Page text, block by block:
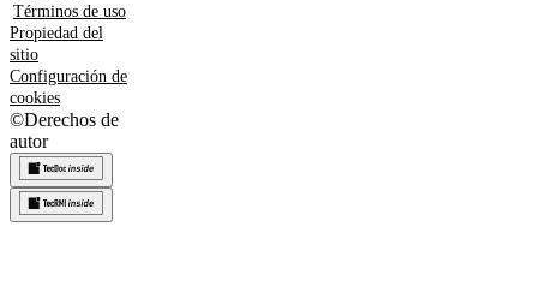
Términos de uso
Propiedad del
sitio
Configuración de
cookies
©Derechos de
autor